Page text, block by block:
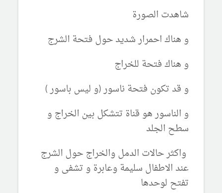
شاهدت الصورة
و هناك احمرار شديد حول فتحة الشرج
و هناك فتحة للخراج
و قد تكون فتحة ناسور (و ليس باسور )
و الناسور هو قناة تتشكل بين الخراج و
سطح الجلد
واكثر حالات الدمل والخراج حول الشرج
عند الاطفال سليمة وعابرة و تشفى و
تفتح لوحدها